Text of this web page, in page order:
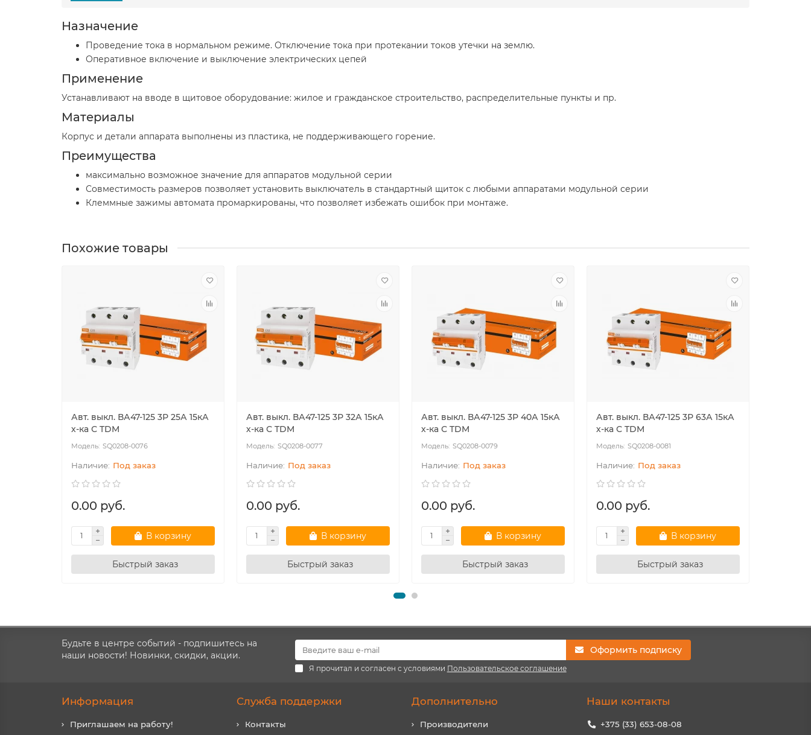
Назначение
Проведение тока в нормальном режиме. Отключение тока при протекании токов утечки на землю.
Оперативное включение и выключение электрических цепей
Применение
Устанавливают на вводе в щитовое оборудование: жилое и гражданское строительство, распределительные пункты и пр.
Материалы
Корпус и детали аппарата выполнены из пластика, не поддерживающего горение.
Преимущества
максимально возможное значение для аппаратов модульной серии
Совместимость размеров позволяет установить выключатель в стандартный щиток с любыми аппаратами модульной серии
Клеммные зажимы автомата промаркированы, что позволяет избежать ошибок при монтаже.
Похожие товары
Авт. выкл. ВА47-125 3Р 25А 15кА
х-ка С TDM
SQ0208-0076
Под заказ
0.00 руб.
В корзину
Быстрый заказ
Авт. выкл. ВА47-125 3Р 32А 15кА
х-ка С TDM
SQ0208-0077
Под заказ
0.00 руб.
В корзину
Быстрый заказ
Авт. выкл. ВА47-125 3Р 40А 15кА
х-ка С TDM
SQ0208-0079
Под заказ
0.00 руб.
В корзину
Быстрый заказ
Авт. выкл. ВА47-125 3Р 63А 15кА
х-ка С TDM
SQ0208-0081
Под заказ
0.00 руб.
В корзину
Быстрый заказ
Будьте в центре событий - подпишитесь на
наши новости! Новинки, скидки, акции.
Оформить подписку
Я прочитал и согласен с условиями Пользовательское соглашение
Информация
Приглашаем на работу!
Служба поддержки
Контакты
Дополнительно
Производители
Наши контакты
+375 (33) 653-08-08